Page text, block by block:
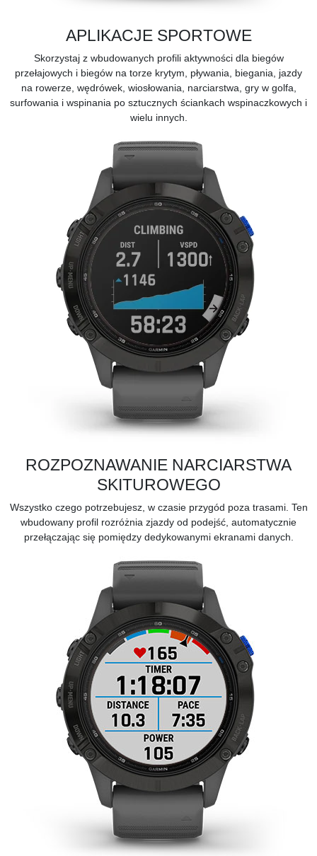
APLIKACJE SPORTOWE
Skorzystaj z wbudowanych profili aktywności dla biegów
przełajowych i biegów na torze krytym, pływania, biegania, jazdy
na rowerze, wędrówek, wiosłowania, narciarstwa, gry w golfa,
surfowania i wspinania po sztucznych ściankach wspinaczkowych i
wielu innych.
ROZPOZNAWANIE NARCIARSTWA
SKITUROWEGO
Wszystko czego potrzebujesz, w czasie przygód poza trasami. Ten
wbudowany profil rozróżnia zjazdy od podejść, automatycznie
przełączając się pomiędzy dedykowanymi ekranami danych.